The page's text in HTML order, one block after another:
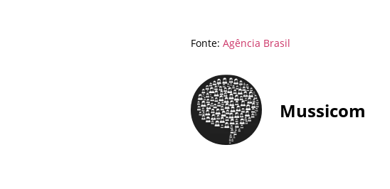
Fonte: Agência Brasil
Mussicom